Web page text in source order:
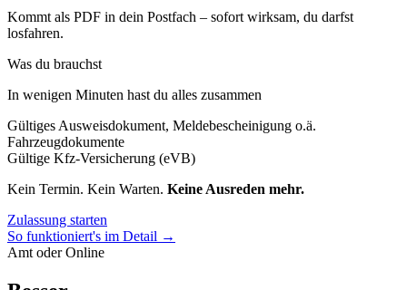
Kommt als PDF in dein Postfach – sofort wirksam, du darfst
losfahren.
Was du brauchst
In wenigen Minuten hast du alles zusammen
Gültiges Ausweisdokument, Meldebescheinigung o.ä.
Fahrzeugdokumente
Gültige Kfz-Versicherung (eVB)
Kein Termin. Kein Warten. Keine Ausreden mehr.
Zulassung starten
So funktioniert's im Detail →
Amt oder Online